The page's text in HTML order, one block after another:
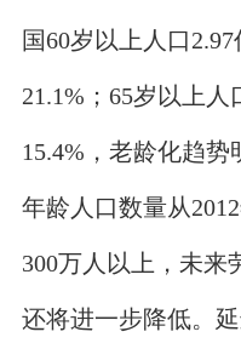
国60岁以上人口
21.1%；65岁以上
15.4%，老龄化趋
年龄人口数量从
300万人以上，未来
还将进一步降低。